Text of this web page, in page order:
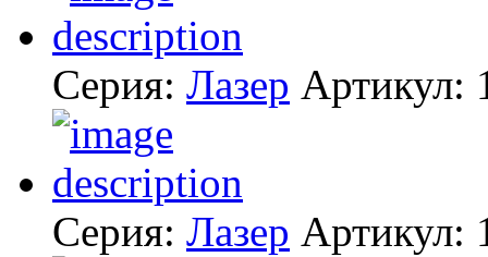
Серия: Лазер Артикул:
Серия: Лазер Артикул: